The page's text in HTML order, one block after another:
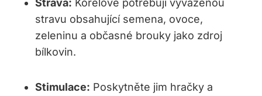
stravu obsahující semena, ovoce,
zeleninu a občasné brouky jako zdroj
bílkovin.
Stimulace: Poskytněte jim hračky a